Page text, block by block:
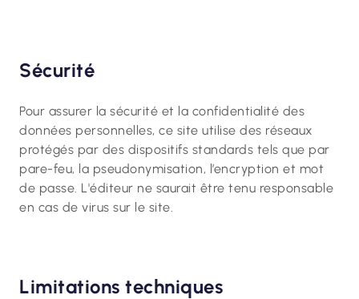
Sécurité
Pour assurer la sécurité et la confidentialité des
données personnelles, ce site utilise des réseaux
protégés par des dispositifs standards tels que par
pare-feu, la pseudonymisation, l’encryption et mot
de passe. L'éditeur ne saurait être tenu responsable
en cas de virus sur le site.
Limitations techniques